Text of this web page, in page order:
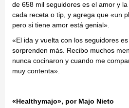
de 658 mil seguidores es el amor y
cada receta o tip, y agrega que «un
pero si tiene amor está genial».
«El ida y vuelta con los seguidores
sorprenden más. Recibo muchos
nunca cocinaron y cuando me
muy contenta».
«Healthymajo», por Majo Nieto